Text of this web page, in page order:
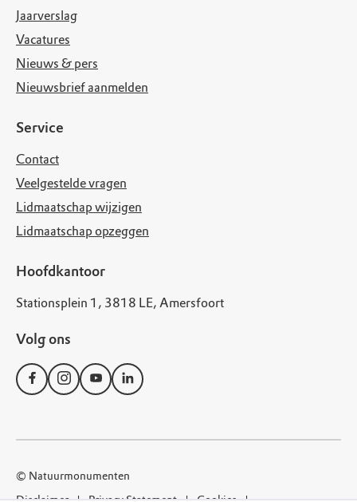
Jaarverslag
Vacatures
Nieuws & pers
Nieuwsbrief aanmelden
Service
Contact
Veelgestelde vragen
Lidmaatschap wijzigen
Lidmaatschap opzeggen
Hoofdkantoor
Stationsplein 1, 3818 LE, Amersfoort
Volg ons
© Natuurmonumenten